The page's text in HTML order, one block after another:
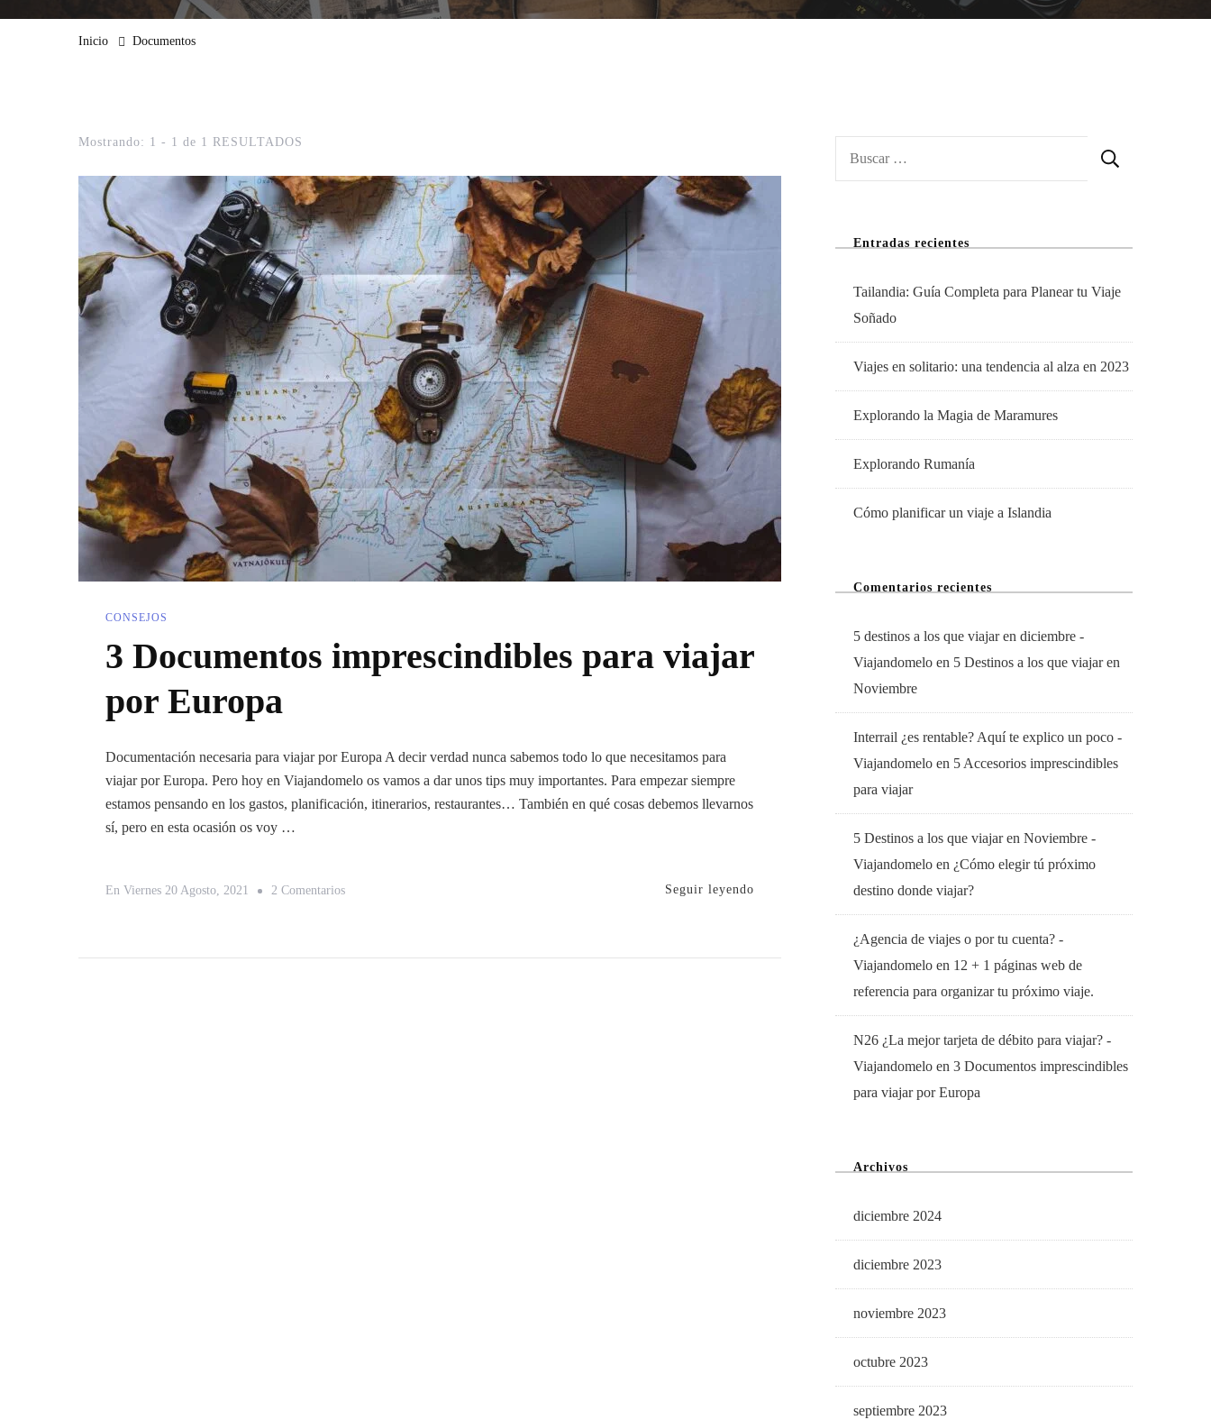
Inicio Documentos
Mostrando: 1 - 1 de 1 RESULTADOS
CONSEJOS
3 Documentos imprescindibles para viajar
por Europa
Documentación necesaria para viajar por Europa A decir verdad nunca sabemos todo lo que necesitamos para
viajar por Europa. Pero hoy en Viajandomelo os vamos a dar unos tips muy importantes. Para empezar siempre
estamos pensando en los gastos, planificación, itinerarios, restaurantes… También en qué cosas debemos llevarnos
sí, pero en esta ocasión os voy …
En Viernes 20 Agosto, 2021 2 ComentariosEn
Seguir leyendo
Entradas recientes
Tailandia: Guía Completa para Planear tu Viaje
Soñado
Viajes en solitario: una tendencia al alza en 2023
Explorando la Magia de Maramures
Explorando Rumanía
Cómo planificar un viaje a Islandia
Comentarios recientes
5 destinos a los que viajar en diciembre -
Viajandomelo en 5 Destinos a los que viajar en
Noviembre
Interrail ¿es rentable? Aquí te explico un poco -
Viajandomelo en 5 Accesorios imprescindibles
para viajar
5 Destinos a los que viajar en Noviembre -
Viajandomelo en ¿Cómo elegir tú próximo
destino donde viajar?
¿Agencia de viajes o por tu cuenta? -
Viajandomelo en 12 + 1 páginas web de
referencia para organizar tu próximo viaje.
N26 ¿La mejor tarjeta de débito para viajar? -
Viajandomelo en 3 Documentos imprescindibles
para viajar por Europa
Archivos
diciembre 2024
diciembre 2023
noviembre 2023
octubre 2023
septiembre 2023